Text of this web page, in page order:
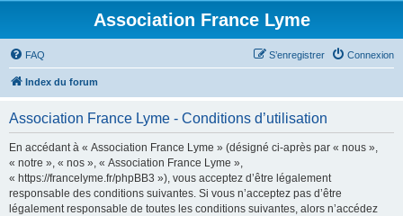
Association France Lyme
FAQ Connexion
S’enregistrer
Index du forum
Association France Lyme - Conditions d’utilisation
En accédant à « Association France Lyme » (désigné ci-après par « nous »,
« notre », « nos », « Association France Lyme »,
« https://francelyme.fr/phpBB3 »), vous acceptez d’être légalement
responsable des conditions suivantes. Si vous n’acceptez pas d’être
légalement responsable de toutes les conditions suivantes, alors n’accédez